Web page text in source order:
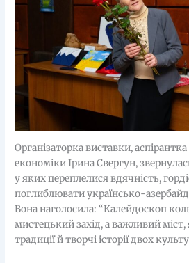
Організаторка виставки,
економіки Ірина Свергун,
у яких переплелися вдячність,
поглиблювати українсько-
Вона наголосила: “Калейдоскоп
мистецький захід, а важливий
традиції й творчі історії двох